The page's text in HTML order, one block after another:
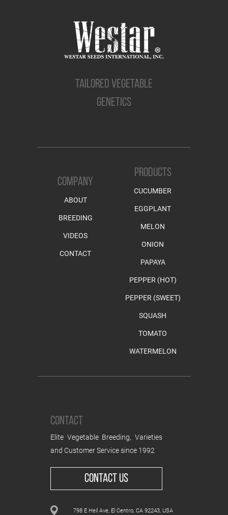
TAILORED VEGETABLE
GENETICS
COMPANY
ABOUT
BREEDING
VIDEOS
CONTACT
PRODUCTS
CUCUMBER
EGGPLANT
MELON
ONION
PAPAYA
PEPPER (HOT)
PEPPER (SWEET)
SQUASH
TOMATO
WATERMELON
CONTACT
Elite Vegetable Breeding, Varieties
and Customer Service since 1992
CONTACT US
798 E Heil Ave, El Centro, CA 92243, USA